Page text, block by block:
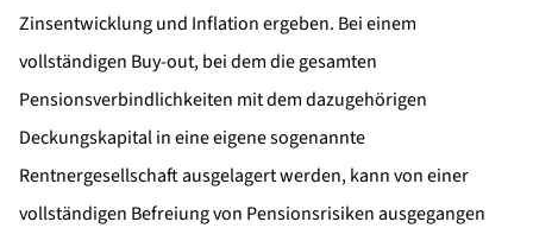
Zinsentwicklung und Inflation ergeben. Bei einem
vollständigen Buy-out, bei dem die gesamten
Pensionsverbindlichkeiten mit dem dazugehörigen
Deckungskapital in eine eigene sogenannte
Rentnergesellschaft ausgelagert werden, kann von einer
vollständigen Befreiung von Pensionsrisiken ausgegangen